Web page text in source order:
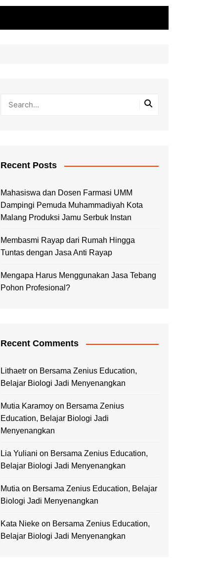
Recent Posts
Mahasiswa dan Dosen Farmasi UMM
Dampingi Pemuda Muhammadiyah Kota
Malang Produksi Jamu Serbuk Instan
Membasmi Rayap dari Rumah Hingga
Tuntas dengan Jasa Anti Rayap
Mengapa Harus Menggunakan Jasa Tebang
Pohon Profesional?
Recent Comments
Lithaetr on Bersama Zenius Education,
Belajar Biologi Jadi Menyenangkan
Mutia Karamoy on Bersama Zenius
Education, Belajar Biologi Jadi
Menyenangkan
Lia Yuliani on Bersama Zenius Education,
Belajar Biologi Jadi Menyenangkan
Mutia on Bersama Zenius Education, Belajar
Biologi Jadi Menyenangkan
Kata Nieke on Bersama Zenius Education,
Belajar Biologi Jadi Menyenangkan